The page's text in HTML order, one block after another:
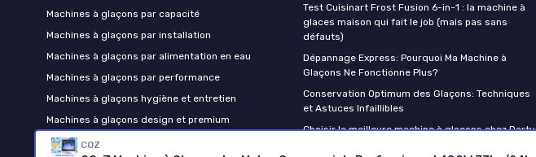
COZ
Machines à glaçons par capacité
Machines à glaçons par installation
Machines à glaçons par alimentation en eau
Machines à glaçons par performance
Machines à glaçons hygiène et entretien
Machines à glaçons design et premium
Test Cuisinart Frost Fusion 6-in-1 : la machine à
glaces maison qui fait le job (mais pas sans
défauts)
Dépannage Express: Pourquoi Ma Machine à
Glaçons Ne Fonctionne Plus?
Conservation Optimum des Glaçons: Techniques
et Astuces Infaillibles
Choisir la meilleure machine à glaçons chez Darty